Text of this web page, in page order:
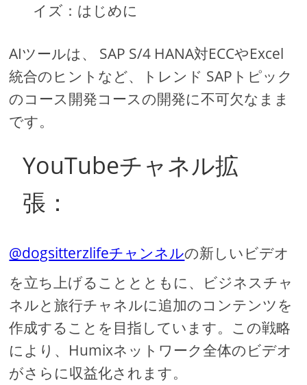
イズ：はじめに
AIツールは、 SAP S/4 HANA対ECCやExcel
統合のヒントなど、トレンド SAPトピック
のコース開発コースの開発に不可欠なまま
です。
YouTubeチャネル拡
張：
@dogsitterzlifeチャンネルの新しいビデオ
を立ち上げることとともに、ビジネスチャ
ネルと旅行チャネルに追加のコンテンツを
作成することを目指しています。この戦略
により、Humixネットワーク全体のビデオ
がさらに収益化されます。